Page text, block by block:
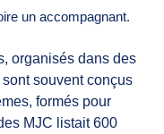
un accompagnant.
organisés dans des
souvent conçus
formés pour
MJC listait 600